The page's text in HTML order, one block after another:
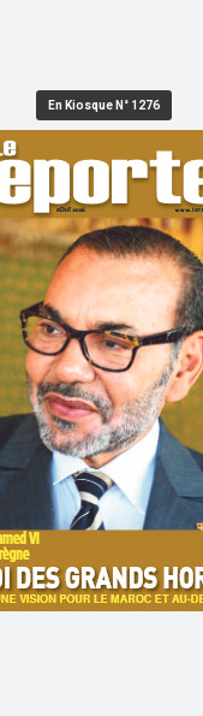
En Kiosque N° 1276